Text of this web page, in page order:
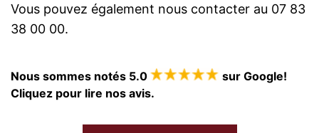
Vous pouvez également nous contacter au 07 83
38 00 00.
Nous sommes notés 5.0
sur Google!
Cliquez pour lire nos avis.